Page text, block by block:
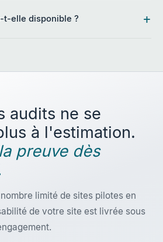
t-elle disponible ? +
audits ne se
à l'estimation.
preuve dès
limité de sites pilotes en
de votre site est livrée sous